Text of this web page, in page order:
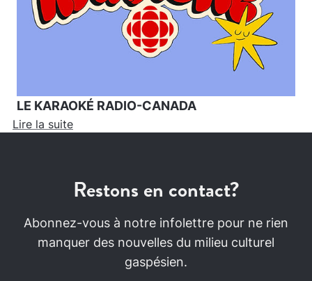
LE KARAOKÉ RADIO-CANADA
Lire la suite
Restons en contact?
Abonnez-vous à notre infolettre pour ne rien
manquer des nouvelles du milieu culturel
gaspésien.